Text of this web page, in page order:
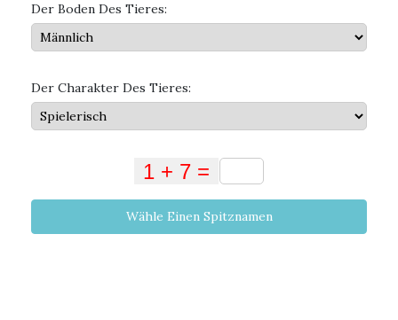
Der Boden Des Tieres:
Der Charakter Des Tieres:
Wähle Einen Spitznamen